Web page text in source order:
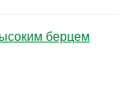
берцем